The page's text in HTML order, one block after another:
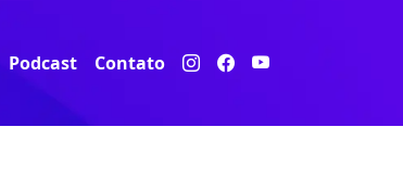
Podcast Contato